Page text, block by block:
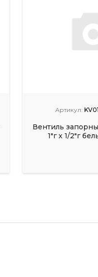
Артикул:
Вентиль
1"г х 1/2"г